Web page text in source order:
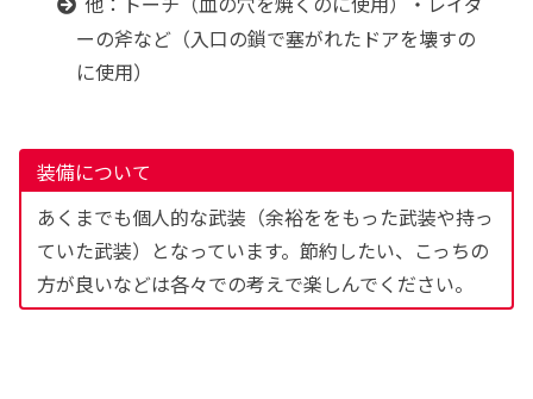
ーの斧など（入口の鎖で塞がれたドアを壊すの
に使用）
装備について
あくまでも個人的な武装（余裕ををもった武装や持っ
ていた武装）となっています。節約したい、こっちの
方が良いなどは各々での考えで楽しんでください。